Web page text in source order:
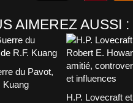
AIMEREZ AUSSI :
du Pavot,
Kuang
H.P. Lovecraft et